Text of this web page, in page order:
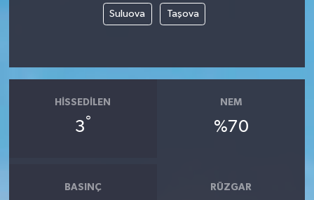
Suluova Taşova
HISSEDILEN
3°
NEM
%70
BASINÇ RÜZGAR